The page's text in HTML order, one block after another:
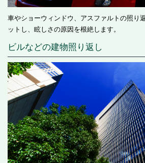
車やショーウィンドウ、アスファルトの照り
ットし、眩しさの原因を根絶します。
ビルなどの建物照り返し